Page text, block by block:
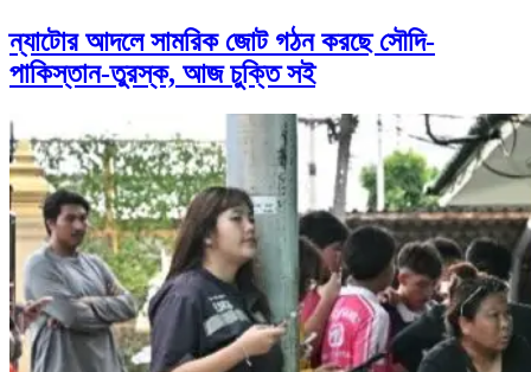
ন্যাটোর আদলে সামরিক জোট গঠন করছে সৌদি-
পাকিস্তান-তুরস্ক, আজ চুক্তি সই